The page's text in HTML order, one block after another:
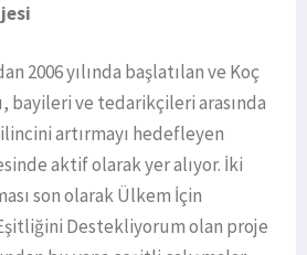
2006 yılında başlatılan ve Koç
bayileri ve tedarikçileri arasında
artırmayı hedefleyen
aktif olarak yer alıyor. İki
son olarak Ülkem İçin
Destekliyorum olan proje